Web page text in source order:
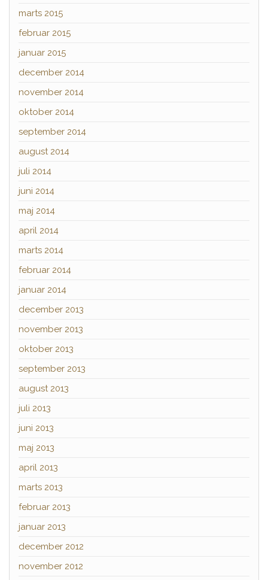
marts 2015
februar 2015
januar 2015
december 2014
november 2014
oktober 2014
september 2014
august 2014
juli 2014
juni 2014
maj 2014
april 2014
marts 2014
februar 2014
januar 2014
december 2013
november 2013
oktober 2013
september 2013
august 2013
juli 2013
juni 2013
maj 2013
april 2013
marts 2013
februar 2013
januar 2013
december 2012
november 2012